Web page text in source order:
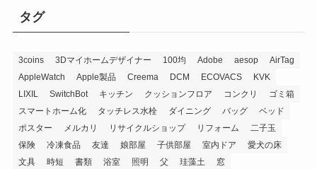
タグ
3coins 3Dマイホームデザイナー 100均 Adobe aesop
AirTag
AppleWatch
Apple製品 Creema DCM ECOVACS
KVK
LIXIL
SwitchBot キッチン クッションフロア コンクリ
ゴミ箱
スマートホーム化
タッチレス水栓 ダイニング バッグ
ベッド
ポスター
メルカリ リサイクルショップ リフォーム
二子玉
保険
冷凍食品 友達 娘部屋 子供部屋 室内ドア
愛犬の床
文具
時短 書類 浴室 照明 父 珪藻土
窓